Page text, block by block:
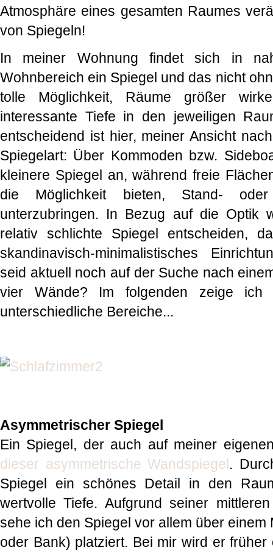
Atmosphäre eines gesamten Raumes
von Spiegeln!
In meiner Wohnung findet sich in
Wohnbereich ein Spiegel und das nicht
tolle Möglichkeit, Räume größer
interessante Tiefe in den jeweiligen
entscheidend ist hier, meiner Ansicht
Spiegelart: Über Kommoden bzw.
kleinere Spiegel an, während freie
die Möglichkeit bieten, Stand- oder
unterzubringen. In Bezug auf die Optik
relativ schlichte Spiegel entscheiden,
skandinavisch-minimalistisches
seid aktuell noch auf der Suche nach
vier Wände? Im folgenden zeige
unterschiedliche Bereiche...
Asymmetrischer Spiegel
Ein Spiegel, der auch auf meiner
dieser asymmetrische Wandspiegel.
Spiegel ein schönes Detail in den
wertvolle Tiefe. Aufgrund seiner
sehe ich den Spiegel vor allem über
oder Bank) platziert. Bei mir wird er